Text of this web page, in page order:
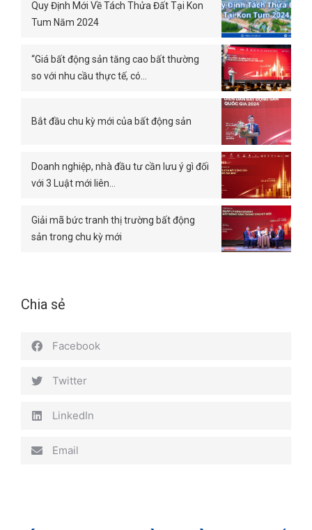
Quy Định Mới Về Tách Thửa Đất Tại Kon
Tum Năm 2024
“Giá bất động sản tăng cao bất thường
so với nhu cầu thực tế, có…
Bắt đầu chu kỳ mới của bất động sản
Doanh nghiệp, nhà đầu tư cần lưu ý gì đối
với 3 Luật mới liên…
Giải mã bức tranh thị trường bất động
sản trong chu kỳ mới
Chia sẻ
Facebook
Twitter
LinkedIn
Email